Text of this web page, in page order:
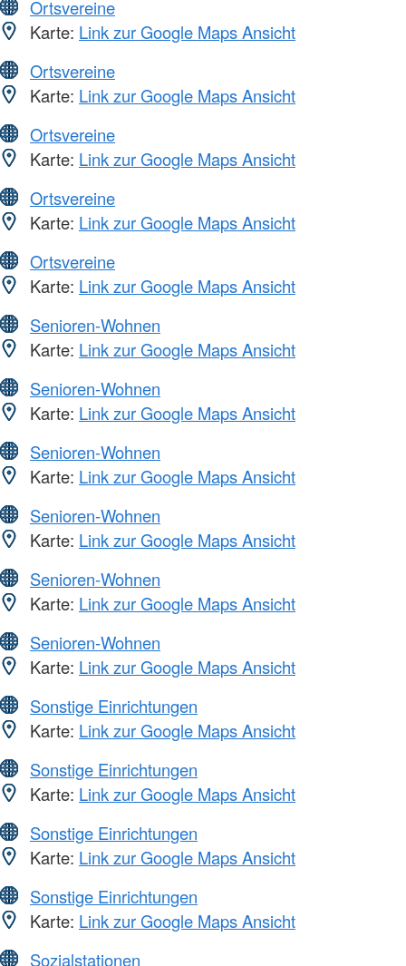
Ortsvereine
Karte: Link zur Google Maps Ansicht
Ortsvereine
Karte: Link zur Google Maps Ansicht
Ortsvereine
Karte: Link zur Google Maps Ansicht
Ortsvereine
Karte: Link zur Google Maps Ansicht
Ortsvereine
Karte: Link zur Google Maps Ansicht
Senioren-Wohnen
Karte: Link zur Google Maps Ansicht
Senioren-Wohnen
Karte: Link zur Google Maps Ansicht
Senioren-Wohnen
Karte: Link zur Google Maps Ansicht
Senioren-Wohnen
Karte: Link zur Google Maps Ansicht
Senioren-Wohnen
Karte: Link zur Google Maps Ansicht
Senioren-Wohnen
Karte: Link zur Google Maps Ansicht
Sonstige Einrichtungen
Karte: Link zur Google Maps Ansicht
Sonstige Einrichtungen
Karte: Link zur Google Maps Ansicht
Sonstige Einrichtungen
Karte: Link zur Google Maps Ansicht
Sonstige Einrichtungen
Karte: Link zur Google Maps Ansicht
Sozialstationen